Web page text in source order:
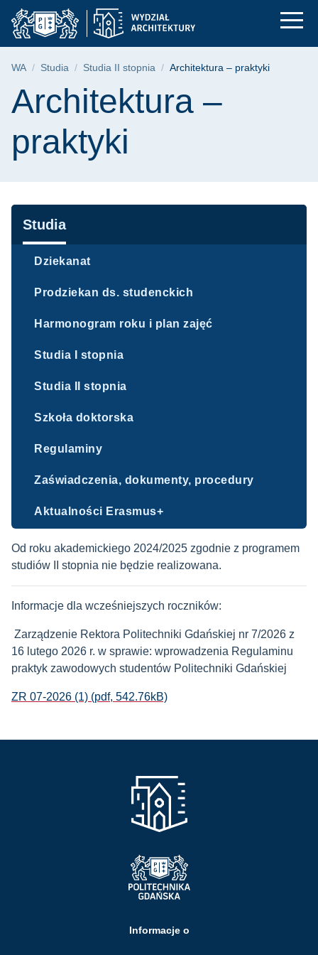
Przejdź
do
menu
Przejdź
do
wyszukiwarki
Przejdź
do
treści
Architektura –
Ścieżka nawigacyjna
WA Studia Studia II stopnia Architektura – praktyki
Treść strony
Architektura –
praktyki
Nawigacja
Studia
Dziekanat
Prodziekan ds. studenckich
Harmonogram roku i plan zajęć
Studia I stopnia
Studia II stopnia
Szkoła doktorska
Regulaminy
Zaświadczenia, dokumenty, procedury
Aktualności Erasmus+
Od roku akademickiego 2024/2025 zgodnie z programem
studiów II stopnia nie będzie realizowana.
Informacje dla wcześniejszych roczników:
Zarządzenie Rektora Politechniki Gdańskiej nr 7/2026 z
16 lutego 2026 r. w sprawie: wprowadzenia Regulaminu
praktyk zawodowych studentów Politechniki Gdańskiej
ZR 07-2026 (1) (pdf, 542.76kB)
Informacje o